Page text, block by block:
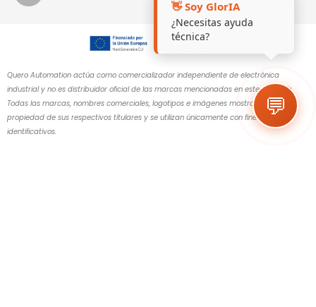
👋 Soy GlorIA
¿Necesitas ayuda
técnica?
💬
Quero Automation actúa como comercializador independiente de electrónica
industrial y no es distribuidor oficial de las marcas mencionadas en este sitio web.
Todas las marcas, nombres comerciales, logotipos e imágenes mostrados son
propiedad de sus respectivos titulares y se utilizan únicamente con fines
identificativos.